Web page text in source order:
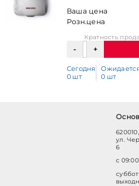
Ваша цена
Розн.цена
Кратность
Сегодня
0 шт
0 шт
ул.
6
с